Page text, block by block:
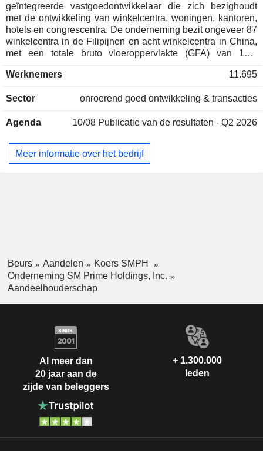
geïntegreerde vastgoedontwikkelaar die zich bezighoudt
met de ontwikkeling van winkelcentra, woningen, kantoren,
hotels en congrescentra. De onderneming bezit ongeveer 87
winkelcentra in de Filipijnen en acht winkelcentra in China,
met een totale bruto vloeroppervlakte (GFA) van 11,1
onderneming in totaal ongeveer 23.771 huurders en in
exploiteert, beheert en onderhoudt moderne commerciële
activiteiten. De segmenten Woningbouw en Commercieel
woon-, commerciële, entertainment- en toeristische wijken
door middel van aanhoudende kapitaalinvesteringen in
Werknemers 11.695
Sector onroerend goed ontwikkeling & transacties
Agenda 10/08 Publicatie van de resultaten - Q2 2026
Meer informatie over het bedrijf
Beurs Aandelen
Koers SMPH
Onderneming SM Prime Holdings, Inc.
Aandeelhouderschap
Al meer dan
20 jaar aan de
zijde van beleggers
+ 1.300.000
leden